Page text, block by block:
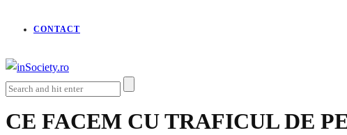
CONTACT
CE FACEM CU TRAFICUL DE